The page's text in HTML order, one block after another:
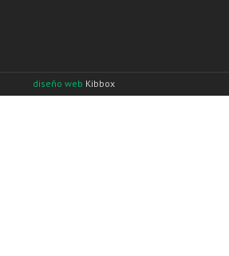
diseño web Kibbox